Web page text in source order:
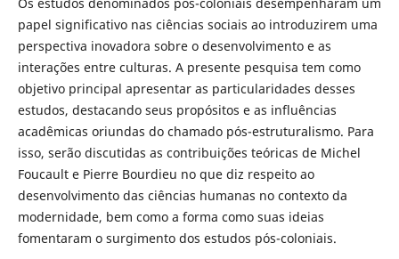
papel significativo nas ciências sociais ao introduzirem uma
perspectiva inovadora sobre o desenvolvimento e as
interações entre culturas. A presente pesquisa tem como
objetivo principal apresentar as particularidades desses
estudos, destacando seus propósitos e as influências
acadêmicas oriundas do chamado pós-estruturalismo. Para
isso, serão discutidas as contribuições teóricas de Michel
Foucault e Pierre Bourdieu no que diz respeito ao
desenvolvimento das ciências humanas no contexto da
modernidade, bem como a forma como suas ideias
fomentaram o surgimento dos estudos pós-coloniais.